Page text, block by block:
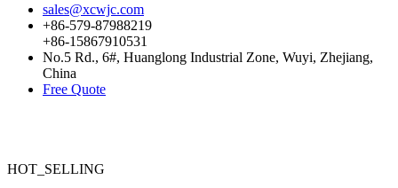
sales@xcwjc.com
+86-579-87988219
+86-15867910531
No.5 Rd., 6#, Huanglong Industrial Zone, Wuyi, Zhejiang,
China
Free Quote
HOT_SELLING